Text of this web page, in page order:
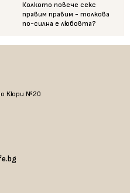
Колкото повече секс
правим правим - толкова
по-силна е любовта?
Кюри №20